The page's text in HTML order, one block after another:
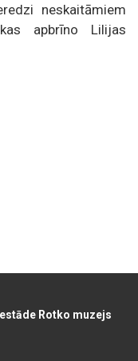
neskaitāmiem
apbrīno Lilijas
Rotko muzejs